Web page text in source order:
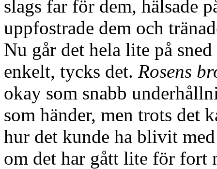
slags far för dem, hälsade
uppfostrade dem och
Nu går det hela lite på
enkelt, tycks det. Rosens
okay som snabb
som händer, men trots det
hur det kunde ha blivit
om det har gått lite för fort